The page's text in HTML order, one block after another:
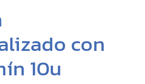
con
10u